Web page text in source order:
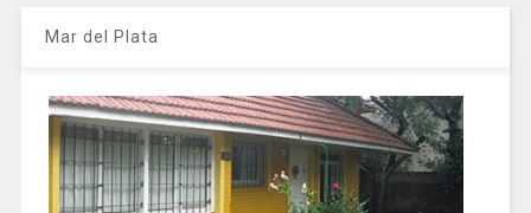
Mar del Plata